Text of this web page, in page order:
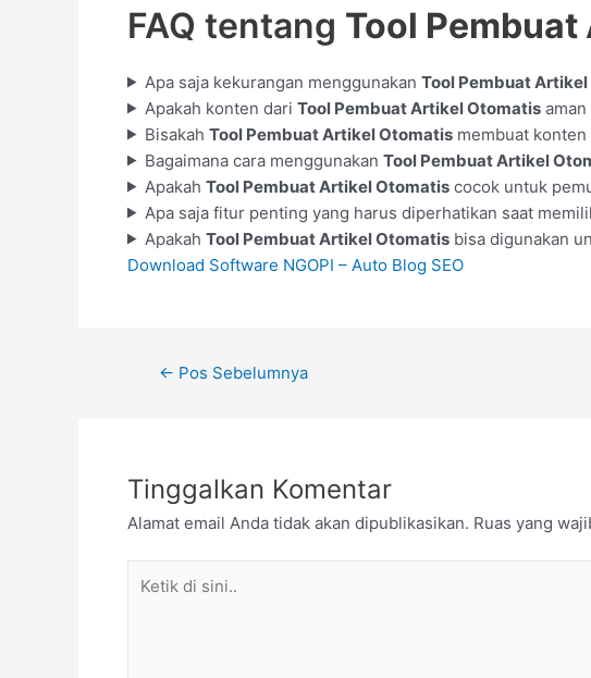
FAQ tentang Tool
Apa saja kekurangan menggunakan Tool Pembuat
Apakah konten dari Tool Pembuat Artikel Otomatisaman
Bisakah Tool Pembuat Artikel Otomatismembuat konten
Bagaimana cara menggunakan Tool Pembuat Artikel
Apakah Tool Pembuat Artikel Otomatiscocok untuk
Apa saja fitur penting yang harus diperhatikan saat
Apakah Tool Pembuat Artikel Otomatisbisa digunakan
Download Software NGOPI – Auto Blog SEO
← Pos Sebelumnya
Tinggalkan Komentar
Alamat email Anda tidak akan dipublikasikan. Ruas yang